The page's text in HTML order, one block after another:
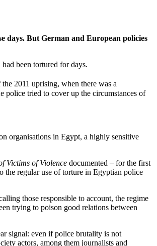
days. But German and European policies
been tortured for days.
2011 uprising, when there was a
police tried to cover up the circumstances of
organisations in Egypt, a highly sensitive
Victims of Violence documented – for the first
the regular use of torture in Egyptian police
those responsible to account, the regime
trying to poison good relations between
signal: even if police brutality is not
actors, among them journalists and